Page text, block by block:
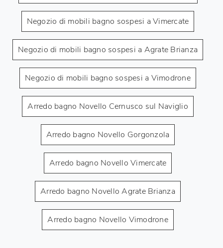
Negozio di mobili bagno sospesi a Vimercate
Negozio di mobili bagno sospesi a Agrate Brianza
Negozio di mobili bagno sospesi a Vimodrone
Arredo bagno Novello Cernusco sul Naviglio
Arredo bagno Novello Gorgonzola
Arredo bagno Novello Vimercate
Arredo bagno Novello Agrate Brianza
Arredo bagno Novello Vimodrone